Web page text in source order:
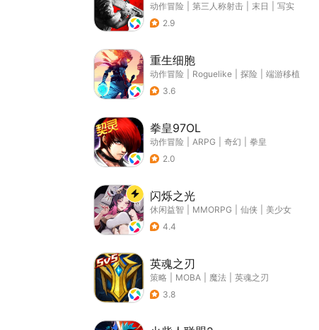
动作冒险 第三人称射击 末日
写实
2.9
重生细胞
动作冒险 Roguelike 探险
端游移植
3.6
拳皇97OL
动作冒险 ARPG 奇幻
拳皇
2.0
闪烁之光
休闲益智 MMORPG 仙侠
美少女
4.4
英魂之刃
策略 MOBA 魔法
英魂之刃
3.8